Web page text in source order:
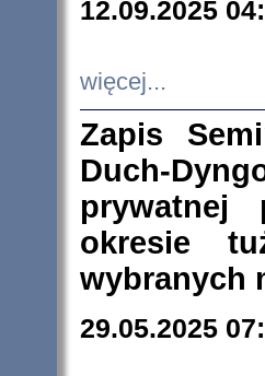
12.09.2025
więcej...
Zapis
Duch-
prywatnej
okresie
wybranych
29.05.2025